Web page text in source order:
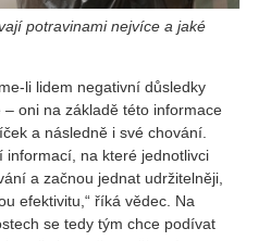
potravinami nejvíce a jaké
li lidem negativní důsledky
oni na základě této informace
a následně i své chování.
informací, na které jednotlivci
a začnou jednat udržitelněji,
efektivitu,“ říká vědec. Na
se tedy tým chce podívat